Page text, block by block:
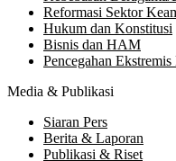
Reformasi Sektor
Hukum dan Konstitusi
Bisnis dan HAM
Pencegahan
Media & Publikasi
Siaran Pers
Berita & Laporan
Publikasi & Riset